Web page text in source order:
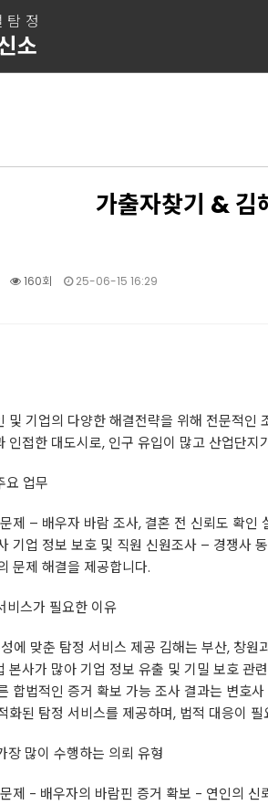
정
소
가출자찾기 & 김
160회 25-06-15 16:29
및 기업의 다양한 해결전략을 위해 전문적인
인접한 대도시로, 인구 유입이 많고 산업단
요 업무
제 – 배우자 바람 조사, 결혼 전 신뢰도 확
기업 정보 보호 및 직원 신원조사 – 경쟁사
문제 해결을 제공합니다.
비스가 필요한 이유
에 맞춘 탐정 서비스 제공 김해는 부산, 창원
본사가 많아 기업 정보 유출 및 기밀 보호
합법적인 증거 확보 가능 조사 결과는 변호
화된 탐정 서비스를 제공하며, 법적 대응이
장 많이 수행하는 의뢰 유형
제 - 배우자의 바람핀 증거 확보 - 연인의